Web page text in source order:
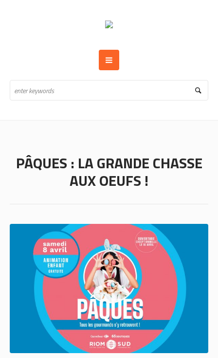
PÂQUES : LA GRANDE CHASSE
AUX OEUFS !